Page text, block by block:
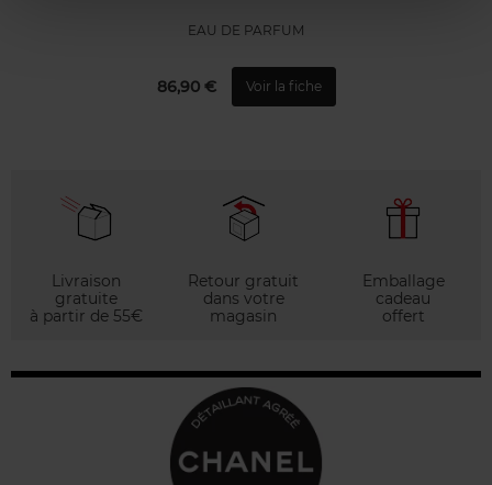
EAU DE PARFUM
86,90 € Voir la fiche
Livraison
gratuite
à partir de 55€
Retour gratuit
dans votre
magasin
Emballage
cadeau
offert